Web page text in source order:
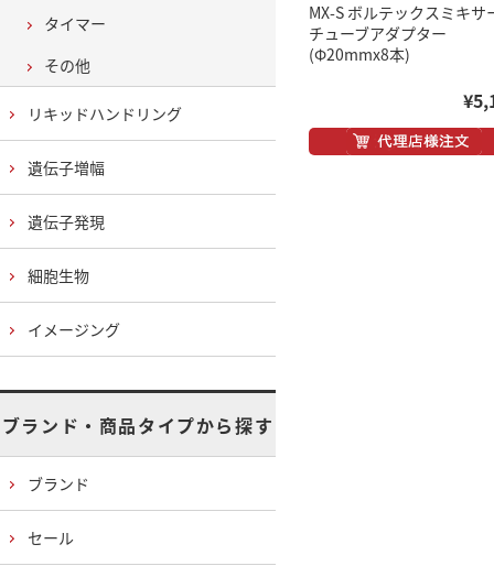
MX-S ボルテックスミキサ
チューブアダプター
(Φ20mmx8本)
タイマー
その他
リキッドハンドリング
遺伝子増幅
遺伝子発現
細胞生物
イメージング
ブランド・商品タイプから探す
ブランド
セール